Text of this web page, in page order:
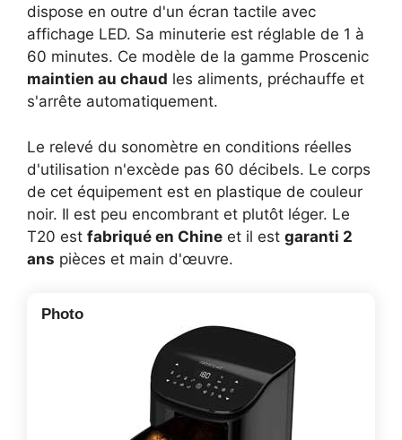
dispose en outre d'un écran tactile avec
affichage LED. Sa minuterie est réglable de 1 à
60 minutes. Ce modèle de la gamme Proscenic
maintien au chaud les aliments, préchauffe et
s'arrête automatiquement.
Le relevé du sonomètre en conditions réelles
d'utilisation n'excède pas 60 décibels. Le corps
de cet équipement est en plastique de couleur
noir. Il est peu encombrant et plutôt léger. Le
T20 est fabriqué en Chine et il est garanti 2
ans pièces et main d'œuvre.